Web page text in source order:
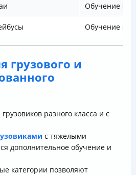
Обучение в
Обучение в
грузового и
разного класса и с
с тяжелыми
дополнительное обучение и
категории позволяют